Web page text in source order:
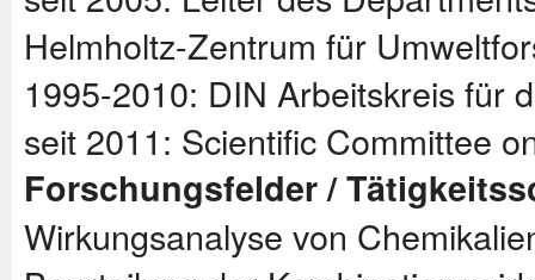
Helmholtz-Zentrum für
1995-2010: DIN Arbeitskreis für
seit 2011: Scientific Committee
Forschungsfelder /
Wirkungsanalyse von